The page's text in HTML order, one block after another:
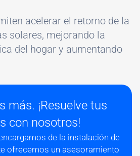
acelerar el retorno de la
solares, mejorando la
del hogar y aumentando
más. ¡Resuelve tus
con nosotros!
de la instalación de
ofrecemos un asesoramiento